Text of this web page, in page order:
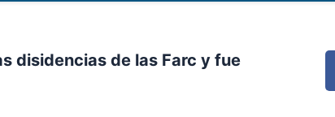
disidencias de las Farc y fue